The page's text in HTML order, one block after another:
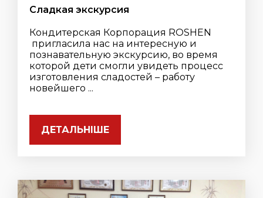
Сладкая экскурсия
Кондитерская Корпорация ROSHEN
пригласила нас на интересную и
познавательную экскурсию, во время
которой дети смогли увидеть процесс
изготовления сладостей – работу
новейшего ...
ДЕТАЛЬНІШЕ